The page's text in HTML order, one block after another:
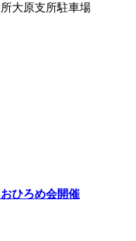
大原支所駐車場
ひろめ会開催